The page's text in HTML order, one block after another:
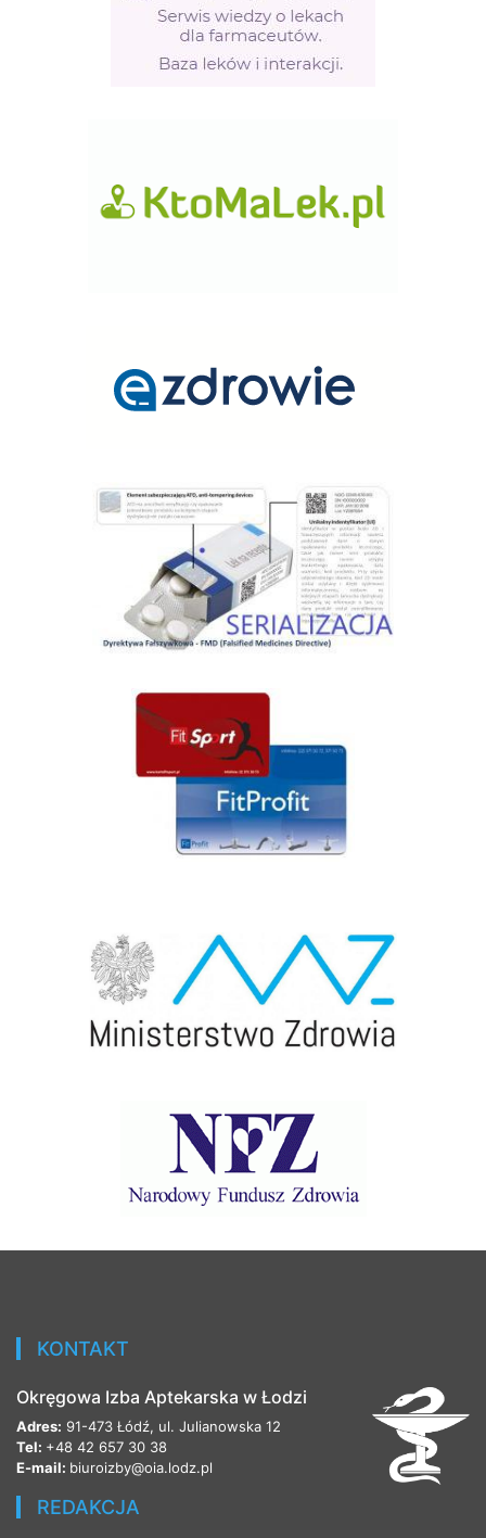
KONTAKT
Okręgowa Izba Aptekarska w Łodzi
Adres: 91-473 Łódź, ul. Julianowska 12
Tel: +48 42 657 30 38
E-mail: biuroizby@oia.lodz.pl
REDAKCJA